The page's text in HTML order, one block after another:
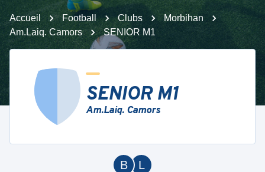
Accueil Football Clubs
Morbihan
Am.Laiq. Camors
SENIOR M1
SENIOR M1
Am.Laiq. Camors
L
B